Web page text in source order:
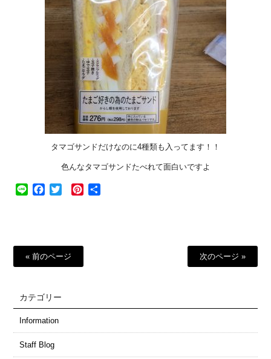
タマゴサンドだけなのに4種類も入ってます！！
色んなタマゴサンドたべれて面白いですよ
Line Facebook
Twitter Pinterest
« 前のページ 次のページ »
カテゴリー
Information
Staff Blog